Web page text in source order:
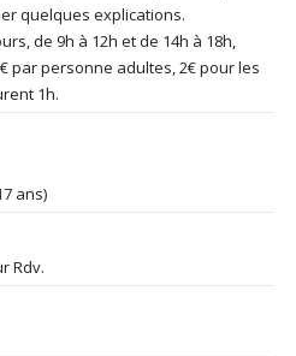
quelques explications.
de 9h à 12h et de 14h à 18h,
par personne adultes, 2€ pour les
1h.
ans)
Rdv.